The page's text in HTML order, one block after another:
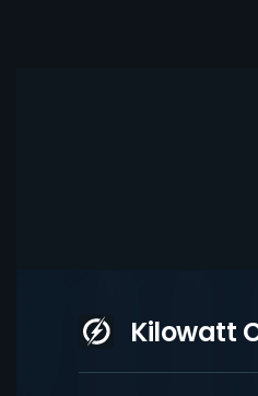
Kilowatt